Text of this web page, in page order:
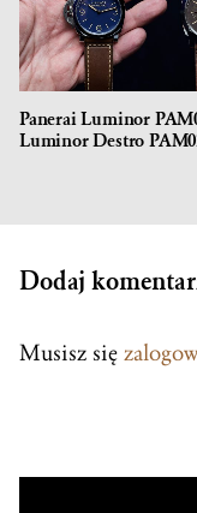
Panerai Luminor
Luminor Destro
Dodaj
Musisz się